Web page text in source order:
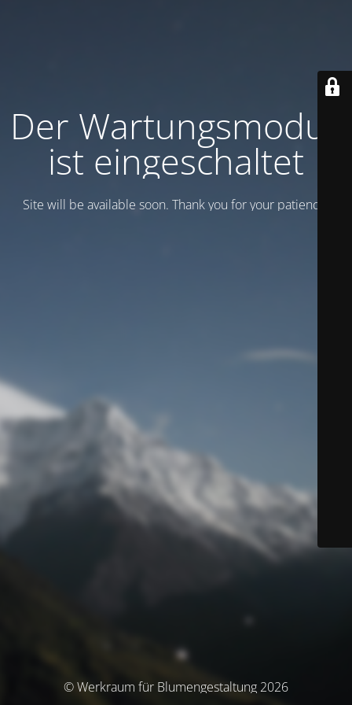
Der Wartungsmodus
ist eingeschaltet
Site will be available soon. Thank you for your patience!
© Werkraum für Blumengestaltung 2026